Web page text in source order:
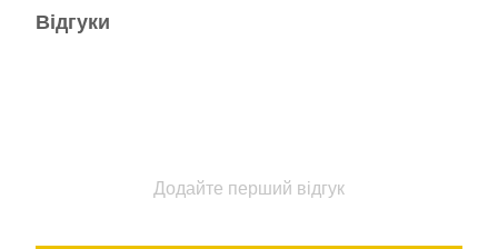
Відгуки
Додайте перший відгук